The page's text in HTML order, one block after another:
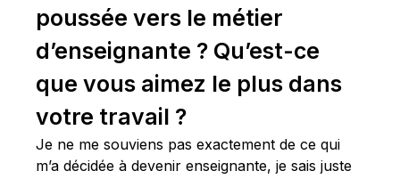
poussée vers le métier
d’enseignante ? Qu’est-ce
que vous aimez le plus dans
votre travail ?
Je ne me souviens pas exactement de ce qui
m’a décidée à devenir enseignante, je sais juste